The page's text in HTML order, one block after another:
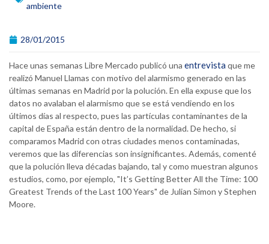
ambiente
28/01/2015
Hace unas semanas Libre Mercado publicó una entrevista que me
realizó Manuel Llamas con motivo del alarmismo generado en las
últimas semanas en Madrid por la polución. En ella expuse que los
datos no avalaban el alarmismo que se está vendiendo en los
últimos días al respecto, pues las partículas contaminantes de la
capital de España están dentro de la normalidad. De hecho, si
comparamos Madrid con otras ciudades menos contaminadas,
veremos que las diferencias son insignificantes. Además, comenté
que la polución lleva décadas bajando, tal y como muestran algunos
estudios, como, por ejemplo, "It’s Getting Better All the Time: 100
Greatest Trends of the Last 100 Years" de Julian Simon y Stephen
Moore.